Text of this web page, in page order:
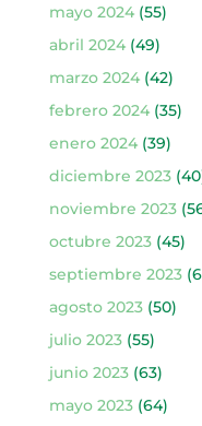
mayo 2024(55)
abril 2024(49)
marzo 2024(42)
febrero 2024(35)
enero 2024(39)
diciembre 2023
noviembre 2023
octubre 2023(45)
septiembre 2023
agosto 2023(50)
julio 2023(55)
junio 2023(63)
mayo 2023(64)